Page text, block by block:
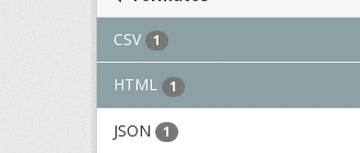
CSV 1
HTML 1
JSON 1